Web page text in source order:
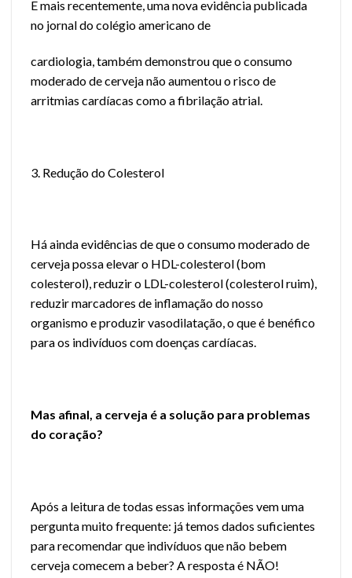
E mais recentemente, uma nova evidência publicada
no jornal do colégio americano de
cardiologia, também demonstrou que o consumo
moderado de cerveja não aumentou o risco de
arritmias cardíacas como a fibrilação atrial.
3. Redução do Colesterol
Há ainda evidências de que o consumo moderado de
cerveja possa elevar o HDL-colesterol (bom
colesterol), reduzir o LDL-colesterol (colesterol ruim),
reduzir marcadores de inflamação do nosso
organismo e produzir vasodilatação, o que é benéfico
para os indivíduos com doenças cardíacas.
Mas afinal, a cerveja é a solução para problemas
do coração?
Após a leitura de todas essas informações vem uma
pergunta muito frequente: já temos dados suficientes
para recomendar que indivíduos que não bebem
cerveja comecem a beber? A resposta é NÃO!